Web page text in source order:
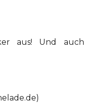
aus! Und auch